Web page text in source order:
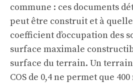
commune : ces documents
peut être construit et à
coefficient d’occupation des
surface maximale
surface du terrain. Un terrain
COS de 0,4 ne permet que